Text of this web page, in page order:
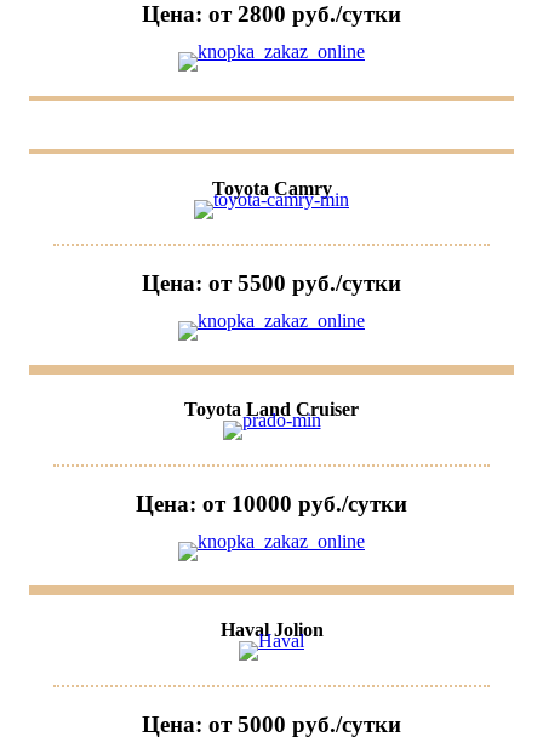
Цена: от 2800 руб./сутки
Toyota Camry
Цена: от 5500 руб./сутки
Toyota Land Cruiser
Цена: от 10000 руб./сутки
Haval Jolion
Цена: от 5000 руб./сутки